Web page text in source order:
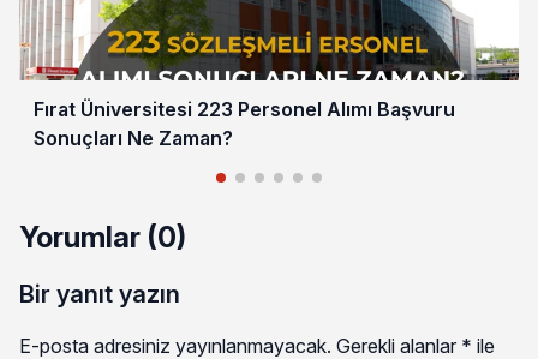
Fırat Üniversitesi 223 Personel Alımı Başvuru
Sonuçları Ne Zaman?
Yorumlar (0)
Bir yanıt yazın
E-posta adresiniz yayınlanmayacak. Gerekli alanlar * ile